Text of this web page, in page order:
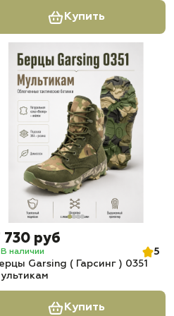
Купить
730 руб
В наличии
5
Garsing ( Гарсинг ) 0351
Купить